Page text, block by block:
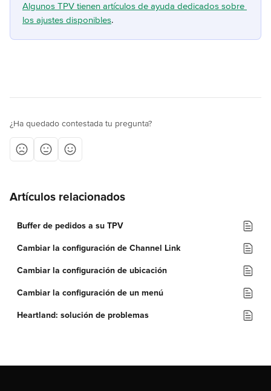
Algunos TPV tienen artículos de ayuda dedicados sobre
los ajustes disponibles.
¿Ha quedado contestada tu pregunta?
Artículos relacionados
Buffer de pedidos a su TPV
Cambiar la configuración de Channel Link
Cambiar la configuración de ubicación
Cambiar la configuración de un menú
Heartland: solución de problemas